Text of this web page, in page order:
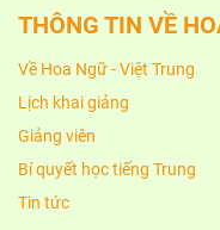
THÔNG TIN VỀ
Về Hoa Ngữ - Việt Trung
Lịch khai giảng
Giảng viên
Bí quyết học tiếng Trung
Tin tức